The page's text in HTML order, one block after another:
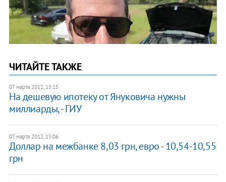
ЧИТАЙТЕ ТАКЖЕ
07 марта 2012, 15:15
На дешевую ипотеку от Януковича нужны
миллиарды, - ГИУ
07 марта 2012, 15:06
Доллар на межбанке 8,03 грн, евро - 10,54-10,55
грн